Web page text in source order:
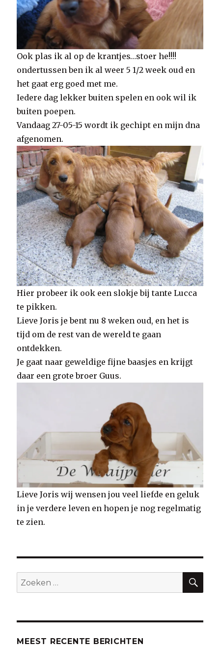
Ook plas ik al op de krantjes…stoer he!!!!
ondertussen ben ik al weer 5 1/2 week oud en
het gaat erg goed met me.
Iedere dag lekker buiten spelen en ook wil ik
buiten poepen.
Vandaag 27-05-15 wordt ik gechipt en mijn dna
afgenomen.
Hier probeer ik ook een slokje bij tante Lucca
te pikken.
Lieve Joris je bent nu 8 weken oud, en het is
tijd om de rest van de wereld te gaan
ontdekken.
Je gaat naar geweldige fijne baasjes en krijgt
daar een grote broer Guus.
Lieve Joris wij wensen jou veel liefde en geluk
in je verdere leven en hopen je nog regelmatig
te zien.
Zoeken
naar:
MEEST RECENTE BERICHTEN